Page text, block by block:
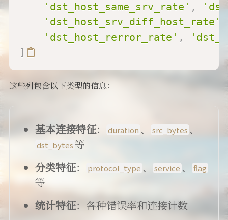
'dst_host_same_srv_rate' ,
'dst_host_srv_diff_host_rate'
'dst_host_rerror_rate' ,
]
这些列包含以下类型的信息：
基本连接特征： duration 、 src_bytes、
dst_bytes等
分类特征： protocol_type 、 service、 flag
等
统计特征：各种错误率和连接计数